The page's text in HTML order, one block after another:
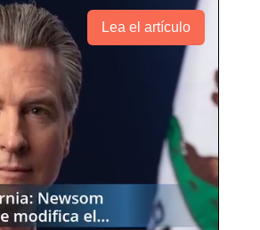
Lea el artículo